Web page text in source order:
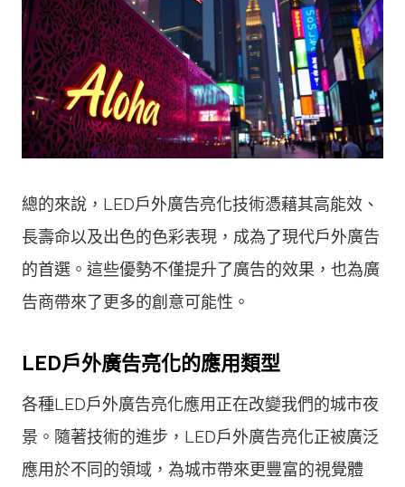
總的來說，LED戶外廣告亮化技術憑藉其高能效、
長壽命以及出色的色彩表現，成為了現代戶外廣告
的首選。這些優勢不僅提升了廣告的效果，也為廣
告商帶來了更多的創意可能性。
LED戶外廣告亮化的應用類型
各種LED戶外廣告亮化應用正在改變我們的城市夜
景。隨著技術的進步，LED戶外廣告亮化正被廣泛
應用於不同的領域，為城市帶來更豐富的視覺體